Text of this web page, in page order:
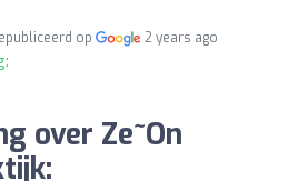
op 2 years ago
over Ze~On